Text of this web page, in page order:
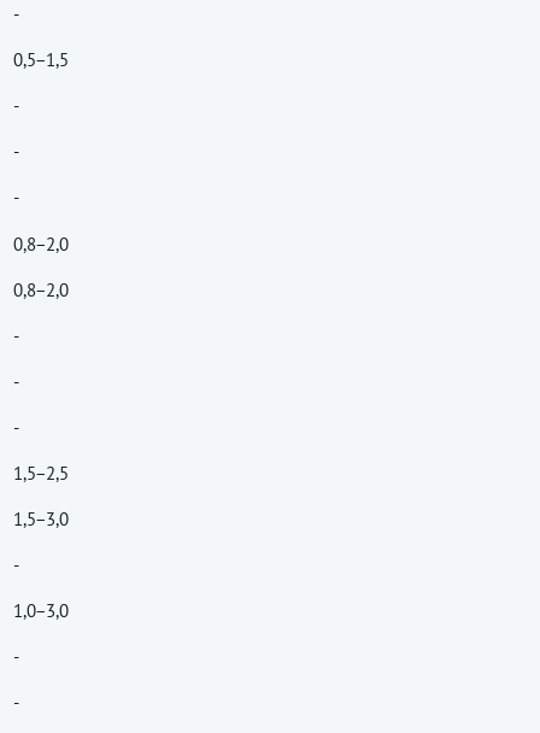
-
0,5−1,5
-
-
-
0,8−2,0
0,8−2,0
-
-
-
1,5−2,5
1,5−3,0
-
1,0−3,0
-
-